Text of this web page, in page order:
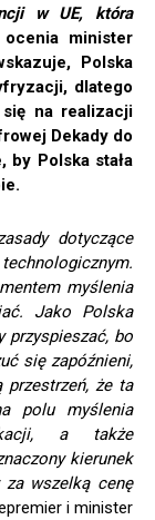
w UE, która
minister
Polska
dlatego
na realizacji
Dekady do
by Polska stała
dotyczące
myślenia
Jako Polska
bo
się zapóźnieni,
że ta
polu myślenia
a także
kierunek
wszelką cenę
i minister